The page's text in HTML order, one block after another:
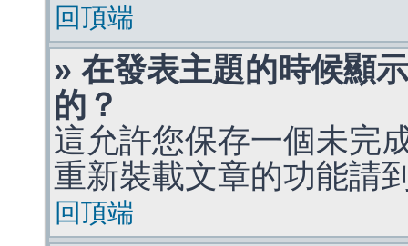
回頂端
» 在發表主題的時候顯
的？
這允許您保存一個未完
重新裝載文章的功能請
回頂端